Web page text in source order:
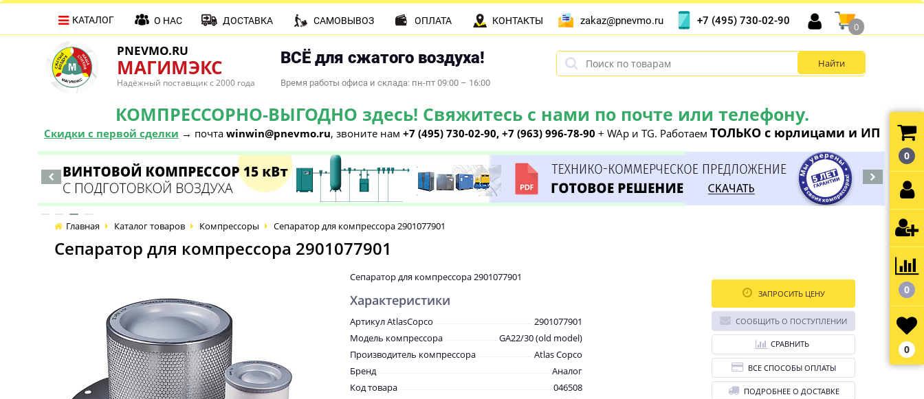
PNEVMO.RU
МАГИМЭКС
Надёжный поставщик с 2000 года
ВСЁ для сжатого воздуха!
Время работы офиса и склада: пн-пт 09:00 – 16:00
КОМПРЕССОРНО-ВЫГОДНО здесь! Свяжитесь с нами по почте или телефону.
Скидки с первой сделки → почта winwin@pnevmo.ru, звоните нам +7 (495) 730-02-90, +7 (963) 996-78-90 + WAp и TG. Работаем ТОЛЬКО с юрлицами и ИП
КАТАЛОГ О НАС ДОСТАВКА САМОВЫВОЗ ОПЛАТА КОНТАКТЫ zakaz@pnevmo.ru +7 (495) 730-02-90
0
Главная Каталог товаров Компрессоры Сепаратор для компрессора 2901077901
Сепаратор для компрессора 2901077901
Сепаратор для компрессора 2901077901
Характеристики
Артикул AtlasCopco
2901077901
Модель компрессора
GA22/30 (old model)
Производитель компрессора
Atlas Copco
Бренд
Аналог
Код товара
046508
ЗАПРОСИТЬ ЦЕНУ
СООБЩИТЬ О ПОСТУПЛЕНИИ
СРАВНИТЬ
ВСЕ СПОСОБЫ ОПЛАТЫ
ПОДРОБНЕЕ О ДОСТАВКЕ
0
0
0